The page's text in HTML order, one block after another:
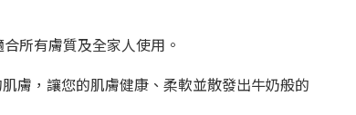
所有膚質及全家人使用。
膚，讓您的肌膚健康、柔軟並散發出牛奶般的